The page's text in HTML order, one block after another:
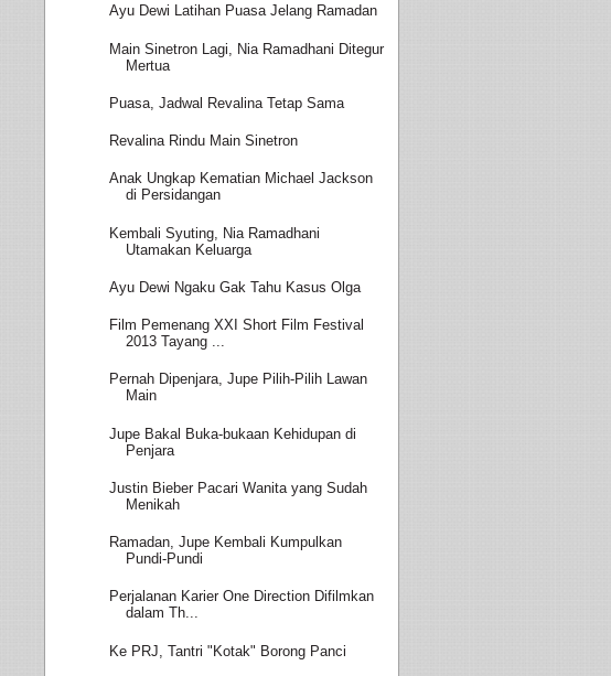
Ayu Dewi Latihan Puasa Jelang Ramadan
Main Sinetron Lagi, Nia Ramadhani Ditegur
Mertua
Puasa, Jadwal Revalina Tetap Sama
Revalina Rindu Main Sinetron
Anak Ungkap Kematian Michael Jackson
di Persidangan
Kembali Syuting, Nia Ramadhani
Utamakan Keluarga
Ayu Dewi Ngaku Gak Tahu Kasus Olga
Film Pemenang XXI Short Film Festival
2013 Tayang ...
Pernah Dipenjara, Jupe Pilih-Pilih Lawan
Main
Jupe Bakal Buka-bukaan Kehidupan di
Penjara
Justin Bieber Pacari Wanita yang Sudah
Menikah
Ramadan, Jupe Kembali Kumpulkan
Pundi-Pundi
Perjalanan Karier One Direction Difilmkan
dalam Th...
Ke PRJ, Tantri "Kotak" Borong Panci